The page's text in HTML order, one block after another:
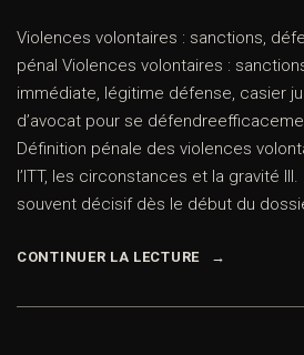
Violences volontaires : sanctions,
pénal Violences volontaires :
immédiate, légitime défense, casier
d’avocat pour se
Définition pénale des violences
l’ITT, les circonstances et la gravité
souvent décisif dès le début du
CONTINUER LA LECTURE